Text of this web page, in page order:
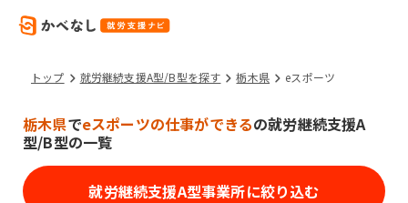
トップ 就労継続支援A型/B型を探す 栃木県 eスポーツ
栃木県でeスポーツの仕事ができるの就労継続支援A
型/B型の一覧
就労継続支援A型事業所に絞り込む